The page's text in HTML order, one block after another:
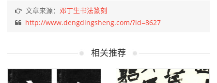
文章来源： 邓丁生书法篆刻
http://www.dengdingsheng.com/?id=8627
相关推荐